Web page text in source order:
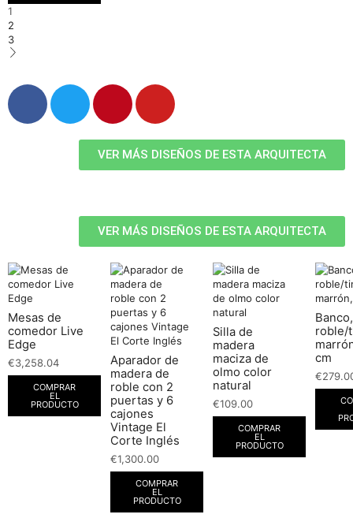
1
2
3
VER MÁS DISEÑOS DE ESTA ARQUITECTA
VER MÁS DISEÑOS DE ESTA ARQUITECTA
Mesas de
comedor Live
Edge
€3,258.04
COMPRAR
EL
PRODUCTO
Aparador de
madera de
roble con 2
puertas y 6
cajones
Vintage El
Corte Inglés
€1,300.00
COMPRAR
EL
PRODUCTO
Silla de
madera
maciza de
olmo color
natural
€109.00
COMPRAR
EL
PRODUCTO
roble/
cm
€